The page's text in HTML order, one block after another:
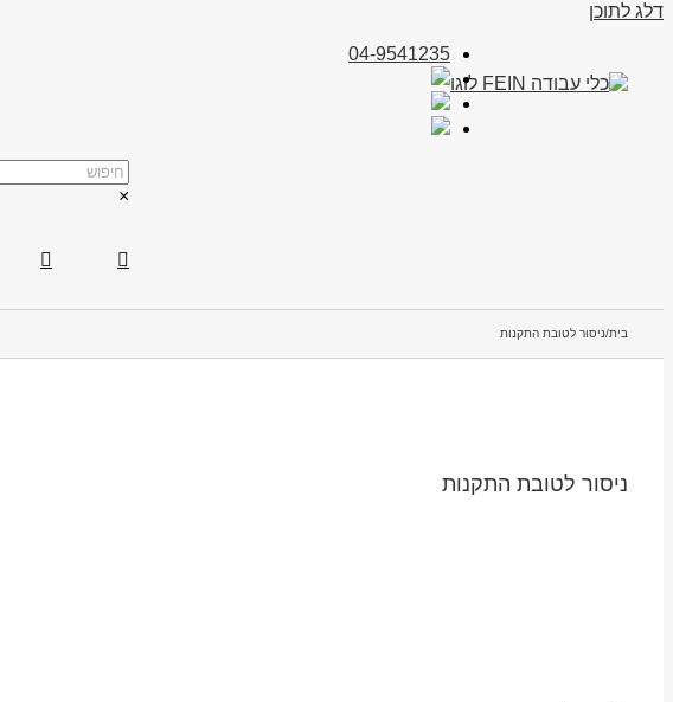
דלג לתוכן
04-9541235
×
בית/ניסור לטובת התקנות
ניסור לטובת התקנות